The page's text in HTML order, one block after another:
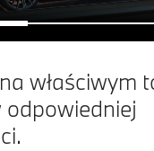
właściwym
odpowiedniej